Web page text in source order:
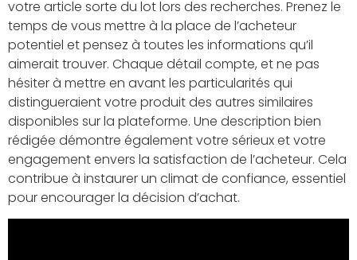
votre article sorte du lot lors des recherches. Prenez le
temps de vous mettre à la place de l’acheteur
potentiel et pensez à toutes les informations qu’il
aimerait trouver. Chaque détail compte, et ne pas
hésiter à mettre en avant les particularités qui
distingueraient votre produit des autres similaires
disponibles sur la plateforme. Une description bien
rédigée démontre également votre sérieux et votre
engagement envers la satisfaction de l’acheteur. Cela
contribue à instaurer un climat de confiance, essentiel
pour encourager la décision d’achat.